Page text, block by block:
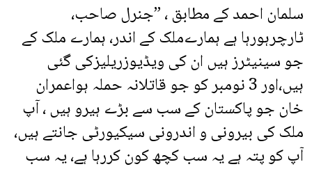
سلمان احمد کے مطابق ، ”جنرل صاحب،
ٹارچرہورہا ہے ہمارےملک کے اندر، ہمارے ملک کے
جو سینیٹرز ہیں ان کی ویڈیوزریلیزکی گئی
ہیں،اور 3 نومبر کو جو قاتلانہ حملہ ہواعمران
خان جو پاکستان کے سب سے بڑے ہیرو ہیں ، آپ
ملک کی بیرونی و اندرونی سیکیورٹی جانتے ہیں،
آپ کو پتہ ہے یہ سب کچھ کون کررہا ہے، یہ سب